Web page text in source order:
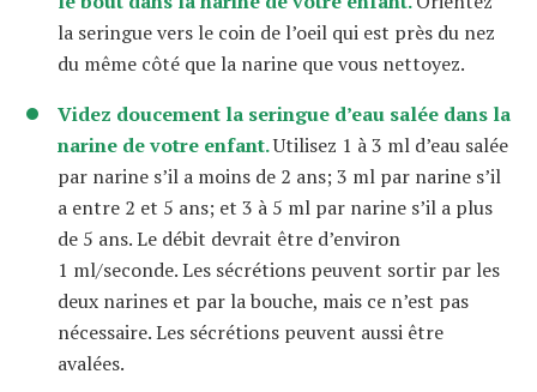
la seringue vers le coin de l’oeil qui est près du nez
du même côté que la narine que vous nettoyez.
Videz doucement la seringue d’eau salée dans la
narine de votre enfant.Utilisez 1 à 3 ml d’eau salée
par narine s’il a moins de 2 ans; 3 ml par narine s’il
a entre 2 et 5 ans; et 3 à 5 ml par narine s’il a plus
de 5 ans. Le débit devrait être d’environ
1 ml/seconde. Les sécrétions peuvent sortir par les
deux narines et par la bouche, mais ce n’est pas
nécessaire. Les sécrétions peuvent aussi être
avalées.